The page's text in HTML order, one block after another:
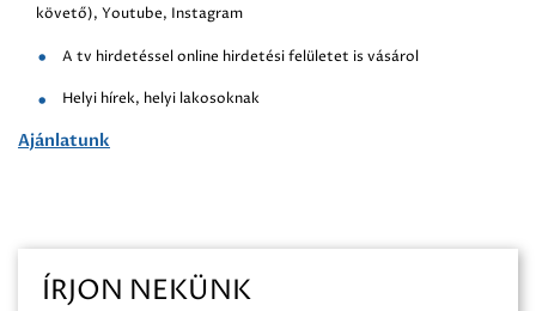
követő), Youtube, Instagram
A tv hirdetéssel online hirdetési felületet is vásárol
Helyi hírek, helyi lakosoknak
Ajánlatunk
ÍRJON NEKÜNK